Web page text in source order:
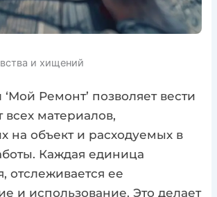
и хищений
Ремонт’ позволяет вести
всех материалов,
на объект и расходуемых в
Каждая единица
отслеживается ее
и использование. Это делает